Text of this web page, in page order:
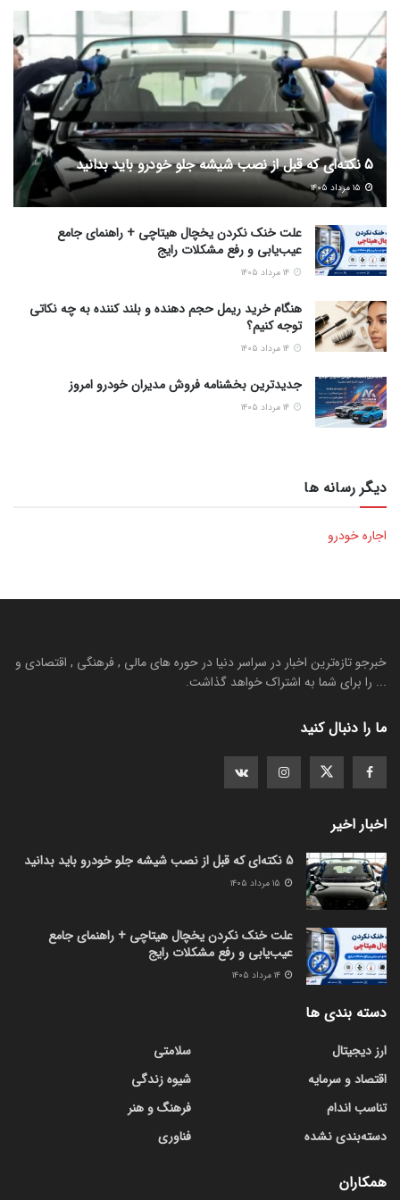
5 نکته‌ای که قبل از نصب شیشه جلو خودرو باید بدانید
علت خنک نکردن یخچال هیتاچی + راهنمای جامع
عیب‌یابی و رفع مشکلات رایج
هنگام خرید ریمل حجم دهنده و بلند کننده به چه نکاتی
توجه کنیم؟
جدیدترین بخشنامه فروش مدیران خودرو امروز
دیگر رسانه ها
اجاره خودرو
خبرجو تازه‌ترین اخبار در سراسر دنیا در حوره های مالی , فرهنگی , اقتصادی و
... را برای شما به اشتراک خواهد گذاشت.
ما را دنبال کنید
اخبار اخیر
5 نکته‌ای که قبل از نصب شیشه جلو خودرو باید بدانید
علت خنک نکردن یخچال هیتاچی + راهنمای جامع
عیب‌یابی و رفع مشکلات رایج
دسته بندی ها
ارز دیجیتال
اقتصاد و سرمایه
تناسب اندام
دسته‌بندی نشده
سلامتی
شیوه زندگی
فرهنگ و هنر
فناوری
همکاران